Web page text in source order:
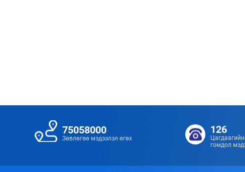
75058000
Зөвлөгөө мэдээлэл өгөх
126
гомдол